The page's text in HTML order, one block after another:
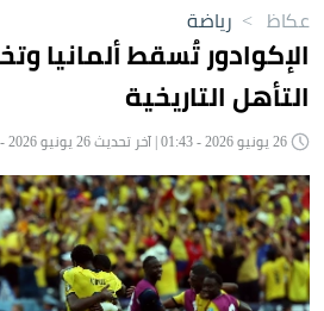
عكاظ > رياضة
الإكوادور تُسقط ألمانيا
التأهل التاريخية